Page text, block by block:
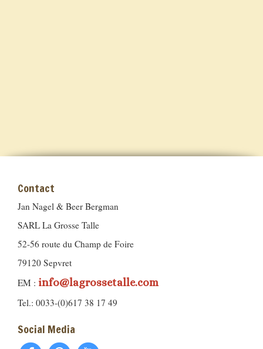
Contact
Jan Nagel & Beer Bergman
SARL La Grosse Talle
52-56 route du Champ de Foire
79120 Sepvret
EM : info@lagrossetalle.com
Tel.: 0033-(0)617 38 17 49
Social Media